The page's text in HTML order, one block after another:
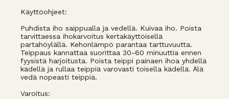
Käyttöohjeet:
Puhdista iho saippualla ja vedellä. Kuivaa iho. Poista
tarvittaessa ihokarvoitus kertakäyttöisellä
partahöylällä. Kehonlämpö parantaa tarttuvuutta.
Teippaus kannattaa suorittaa 30-60 minuuttia ennen
fyysistä harjoitusta. Poista teippi painaen ihoa yhdellä
kädellä ja rullaa teippiä varovasti toisella kädellä. Älä
vedä nopeasti teippiä.
Varoitus: